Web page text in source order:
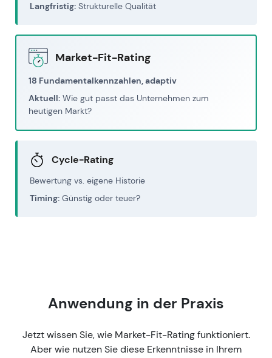
Langfristig: Strukturelle Qualität
Market-Fit-Rating
18 Fundamentalkennzahlen, adaptiv
Aktuell: Wie gut passt das Unternehmen zum
heutigen Markt?
Cycle-Rating
Bewertung vs. eigene Historie
Timing: Günstig oder teuer?
Anwendung in der Praxis
Jetzt wissen Sie, wie Market-Fit-Rating funktioniert.
Aber wie nutzen Sie diese Erkenntnisse in Ihrem